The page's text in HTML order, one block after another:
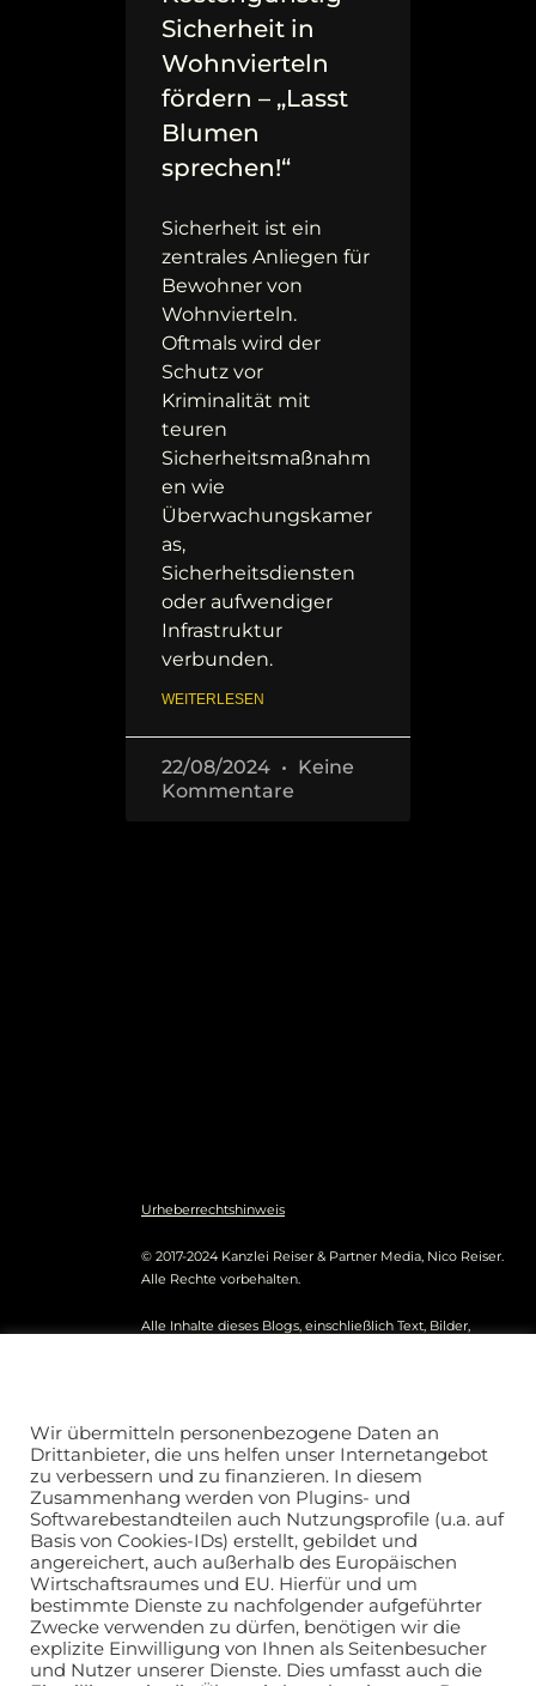
Sicherheit in
Wohnvierteln
fördern – „Lasst
Blumen
sprechen!“
Sicherheit ist ein
zentrales Anliegen für
Bewohner von
Wohnvierteln.
Oftmals wird der
Schutz vor
Kriminalität mit
teuren
Sicherheitsmaßnahm
en wie
Überwachungskamer
as,
Sicherheitsdiensten
oder aufwendiger
Infrastruktur
verbunden.
WEITERLESEN
22/08/2024
Keine
Kommentare
Urheberrechtshinweis
© 2017-2024 Kanzlei Reiser & Partner Media, Nico Reiser.
Alle Rechte vorbehalten.
Alle Inhalte dieses Blogs, einschließlich Text, Bilder,
schriftliche Genehmigung des Autors ausdrücklich
untersagt.Presse und Publikationsanfragen richten Sie
bitte an unsere Redaktion.
Die auf diesem Blog veröffentlichten Informationen
dienen ausschließlich allgemeinen
Informationszwecken. Der Autor übernimmt keine
Gewähr für die Richtigkeit, Vollständigkeit oder
Aktualität der bereitgestellten Informationen. Jegliche
Haftung für Schäden, die direkt oder indirekt aus der
Nutzung der Inhalte entstehen, wird ausgeschlossen.
Wir übermitteln personenbezogene Daten an
Drittanbieter, die uns helfen unser Internetangebot
zu verbessern und zu finanzieren. In diesem
Zusammenhang werden von Plugins- und
Softwarebestandteilen auch Nutzungsprofile (u.a. auf
Basis von Cookies-IDs) erstellt, gebildet und
angereichert, auch außerhalb des Europäischen
Wirtschaftsraumes und EU. Hierfür und um
bestimmte Dienste zu nachfolgender aufgeführter
Zwecke verwenden zu dürfen, benötigen wir die
explizite Einwilligung von Ihnen als Seitenbesucher
und Nutzer unserer Dienste. Dies umfasst auch die